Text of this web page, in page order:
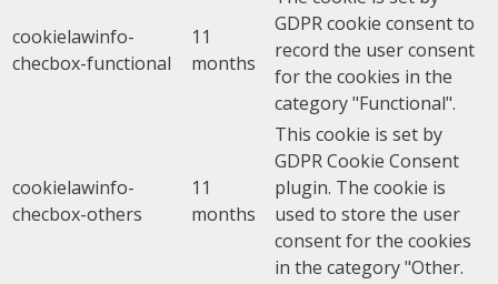
cookielawinfo-
checbox-functional
11
months
GDPR cookie consent to
record the user consent
for the cookies in the
category "Functional".
cookielawinfo-
checbox-others
11
months
This cookie is set by
GDPR Cookie Consent
plugin. The cookie is
used to store the user
consent for the cookies
in the category "Other.